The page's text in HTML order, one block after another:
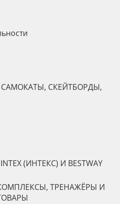
СКЕЙТБОРДЫ,
(ИНТЕКС) И BESTWAY
ТРЕНАЖЁРЫ И